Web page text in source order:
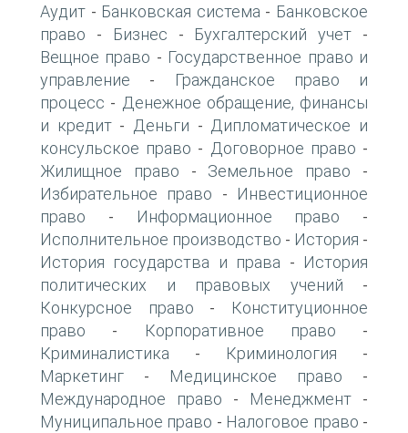
Аудит - Банковская система - Банковское
право - Бизнес - Бухгалтерский учет -
Вещное право - Государственное право и
управление -
Гражданское право и
процесс - Денежное обращение, финансы
и кредит- Деньги - Дипломатическое и
консульское право - Договорное право -
Жилищное право - Земельное право -
Избирательное право -
Инвестиционное
право - Информационное право -
Исполнительное производство - История -
История государства и права -
История
политических и правовых учений -
Конкурсное право -
Конституционное
право - Корпоративное право -
Криминалистика - Криминология -
Маркетинг - Медицинское право -
Международное право - Менеджмент -
Муниципальное право - Налоговое право -